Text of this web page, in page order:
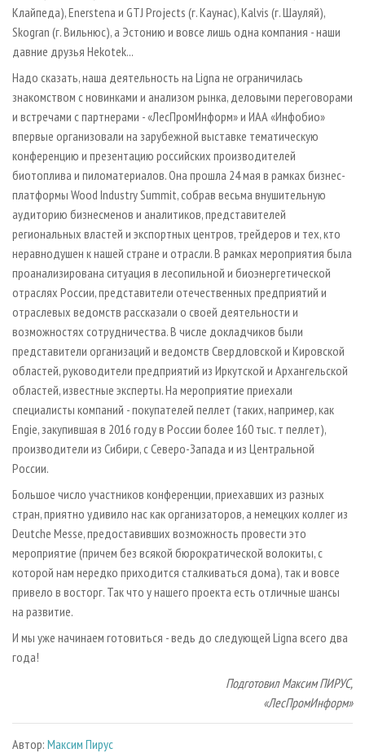
Клайпеда), Enerstena и GTJ Projects (г. Каунас), Kalvis (г. Шауляй),
Skogran (г. Вильнюс), а Эстонию и вовсе лишь одна компания - наши
давние друзья Hekotek...
Надо сказать, наша деятельность на Ligna не ограничилась
знакомством с новинками и анализом рынка, деловыми переговорами
и встречами с партнерами - «ЛесПромИнформ» и ИАА «Инфобио»
впервые организовали на зарубежной выставке тематическую
конференцию и презентацию российских производителей
биотоплива и пиломатериалов. Она прошла 24 мая в рамках бизнес-
платформы Wood Industry Summit, собрав весьма внушительную
аудиторию бизнесменов и аналитиков, представителей
региональных властей и экспортных центров, трейдеров и тех, кто
неравнодушен к нашей стране и отрасли. В рамках мероприятия была
проанализирована ситуация в лесопильной и биоэнергетической
отраслях России, представители отечественных предприятий и
отраслевых ведомств рассказали о своей деятельности и
возможностях сотрудничества. В числе докладчиков были
представители организаций и ведомств Свердловской и Кировской
областей, руководители предприятий из Иркутской и Архангельской
областей, известные эксперты. На мероприятие приехали
специалисты компаний - покупателей пеллет (таких, например, как
Engie, закупившая в 2016 году в России более 160 тыс. т пеллет),
производители из Сибири, с Северо-Запада и из Центральной
России.
Большое число участников конференции, приехавших из разных
стран, приятно удивило нас как организаторов, а немецких коллег из
Deutche Messe, предоставивших возможность провести это
мероприятие (причем без всякой бюрократической волокиты, с
которой нам нередко приходится сталкиваться дома), так и вовсе
привело в восторг. Так что у нашего проекта есть отличные шансы
на развитие.
И мы уже начинаем готовиться - ведь до следующей Ligna всего два
года!
Подготовил Максим ПИРУС,
«ЛесПромИнформ»
Автор: Максим Пирус